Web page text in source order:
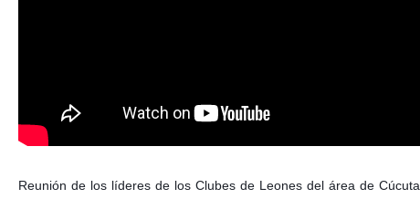
Reunión de los líderes de los Clubes de Leones del área de